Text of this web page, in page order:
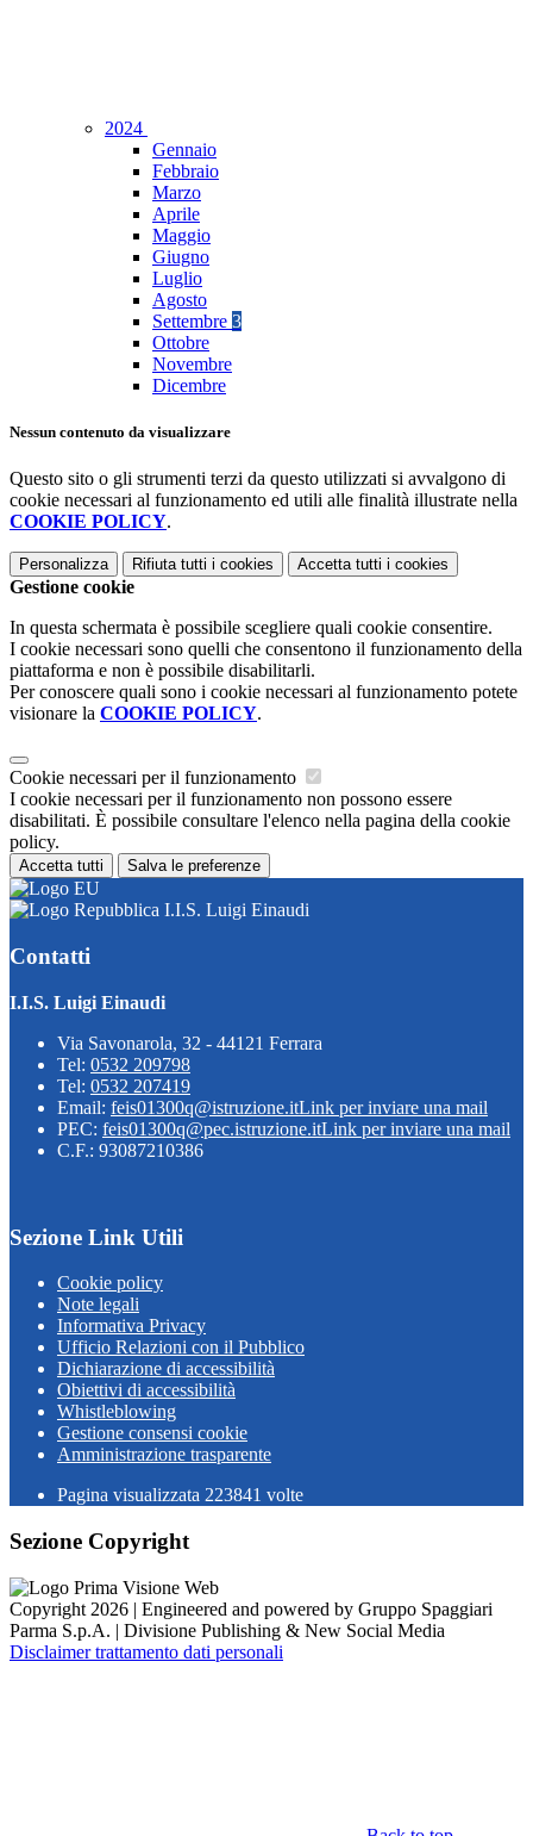
2024
Gennaio
Febbraio
Marzo
Aprile
Maggio
Giugno
Luglio
Agosto
Settembre 3
Ottobre
Novembre
Dicembre
Nessun contenuto da visualizzare
Questo sito o gli strumenti terzi da questo utilizzati si avvalgono di
cookie necessari al funzionamento ed utili alle finalità illustrate nella
COOKIE POLICY.
Personalizza Rifiuta tutti i cookies Accetta tutti i cookies
Gestione cookie
In questa schermata è possibile scegliere quali cookie consentire.
I cookie necessari sono quelli che consentono il funzionamento della
piattaforma e non è possibile disabilitarli.
Per conoscere quali sono i cookie necessari al funzionamento potete
visionare la COOKIE POLICY.
Cookie necessari per il funzionamento
I cookie necessari per il funzionamento non possono essere
disabilitati. È possibile consultare l'elenco nella pagina della cookie
policy.
Accetta tutti Salva le preferenze
I.I.S. Luigi Einaudi
Contatti
I.I.S. Luigi Einaudi
Via Savonarola, 32 - 44121 Ferrara
Tel: 0532 209798
Tel: 0532 207419
Email: feis01300q@istruzione.itLink per inviare una mail
PEC: feis01300q@pec.istruzione.itLink per inviare una mail
C.F.: 93087210386
Sezione Link Utili
Cookie policy
Note legali
Informativa Privacy
Ufficio Relazioni con il Pubblico
Dichiarazione di accessibilità
Obiettivi di accessibilità
Whistleblowing
Gestione consensi cookie
Amministrazione trasparente
Pagina visualizzata 223841 volte
Sezione Copyright
Copyright 2026 | Engineered and powered by Gruppo Spaggiari
Parma S.p.A. | Divisione Publishing & New Social Media
Disclaimer trattamento dati personali